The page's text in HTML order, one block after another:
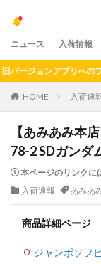
ニュース 入荷情報
ョンアプリへのプッシ
HOME 入荷速
【あみあみ本
78-2 SDガンダ
本ページのリンクに
入荷速報
あみあ
商品詳細ページ
ジャンボソフ